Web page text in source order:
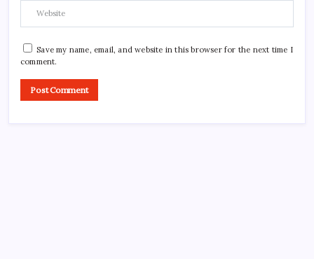
Save my name, email, and website in this browser for the next time I
comment.